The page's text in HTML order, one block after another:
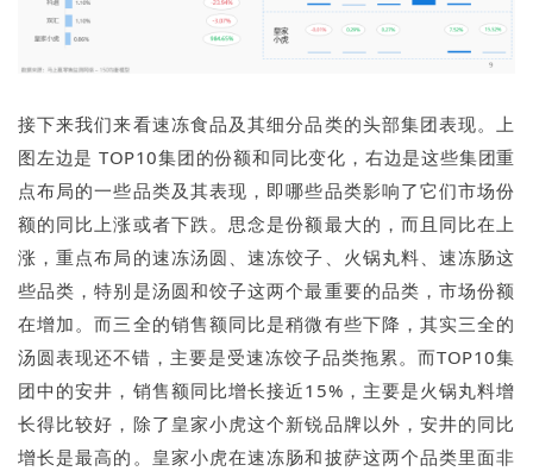
接下来我们来看速冻食品及其细分品类的头部集团表现。上
图左边是 TOP10集团的份额和同比变化，右边是这些集团重
点布局的一些品类及其表现，即哪些品类影响了它们市场份
额的同比上涨或者下跌。思念是份额最大的，而且同比在上
涨，重点布局的速冻汤圆、速冻饺子、火锅丸料、速冻肠这
些品类，特别是汤圆和饺子这两个最重要的品类，市场份额
在增加。而三全的销售额同比是稍微有些下降，其实三全的
汤圆表现还不错，主要是受速冻饺子品类拖累。而TOP10集
团中的安井，销售额同比增长接近15%，主要是火锅丸料增
长得比较好，除了皇家小虎这个新锐品牌以外，安井的同比
增长是最高的。皇家小虎在速冻肠和披萨这两个品类里面非